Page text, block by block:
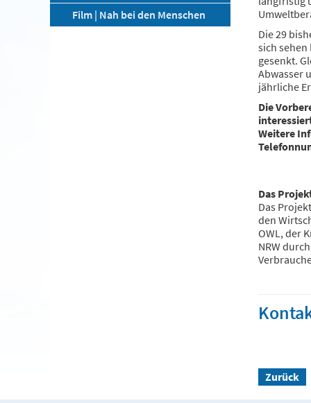
Film | Nah bei den Menschen
Die 29
sich
gesenkt.
Abwasser
jährliche
Die
Weitere
Das
Das
den
OWL, der
NRW
Zurück